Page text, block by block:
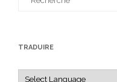
TRADUIRE